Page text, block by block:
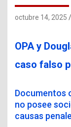
octubre 14, 2025
OPA y
caso falso
Documentos
no posee
causas